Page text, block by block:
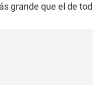
grande que el de